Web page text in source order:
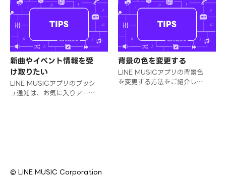
新曲やイベント情報を受
け取りたい
LINE MUSICアプリのプッシ
ュ通知は、お気に入りアーテ
背景の色を変更する
LINE MUSICアプリの背景色
を変更する方法をご紹介しま
© LINE MUSIC Corporation